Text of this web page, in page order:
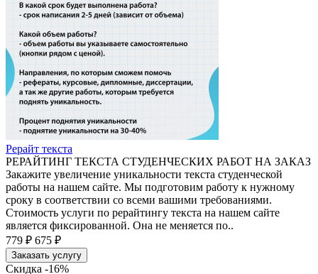
Рерайт текста
РЕРАЙТИНГ ТЕКСТА СТУДЕНЧЕСКИХ РАБОТ НА ЗАКАЗ
Закажите увеличение уникальности текста студенческой
работы на нашем сайте. Мы подготовим работу к нужному
сроку в соответствии со всеми вашими требованиями.
Стоимость услуги по рерайтингу текста на нашем сайте
является фиксированной. Она не меняется по..
779 ₽ 675 ₽
Заказать услугу
Скидка -16%